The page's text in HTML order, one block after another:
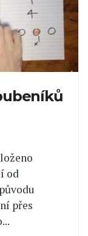
od
přes